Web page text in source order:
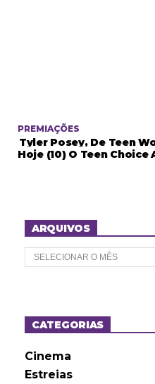
PREMIAÇÕES
Tyler Posey, De Teen
Hoje (10) O Teen Choice
ARQUIVOS
A
r
o
sCATEGORIAS
Cinema
Estreias